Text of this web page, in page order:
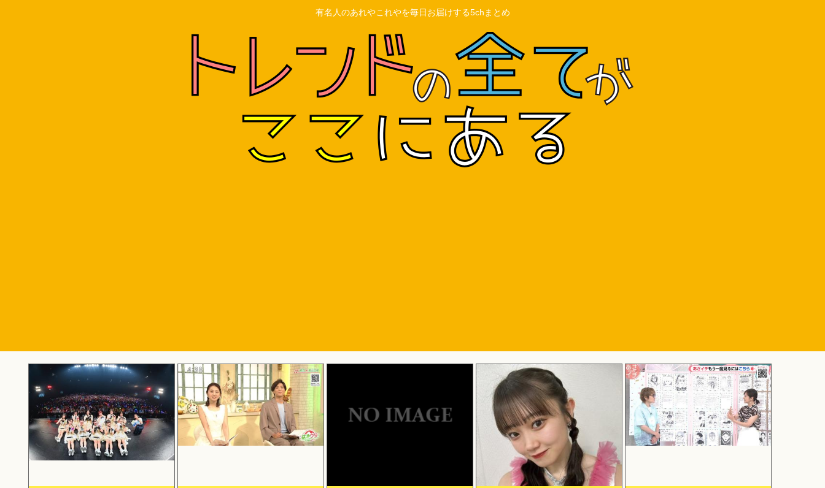
有名人のあれやこれやを毎日お届けする5chまとめ